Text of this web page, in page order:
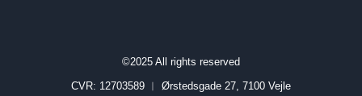
©2025 All rights reserved
CVR: 12703589 ︱ Ørstedsgade 27, 7100 Vejle